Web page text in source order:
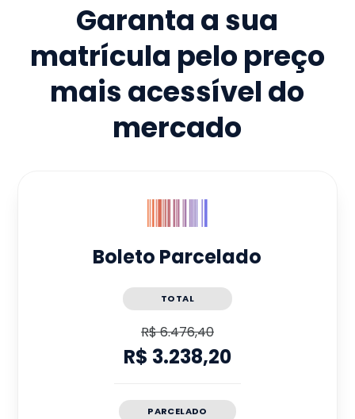
Garanta a sua
matrícula pelo preço
mais acessível do
mercado
Boleto Parcelado
TOTAL
R$ 6.476,40
R$ 3.238,20
PARCELADO